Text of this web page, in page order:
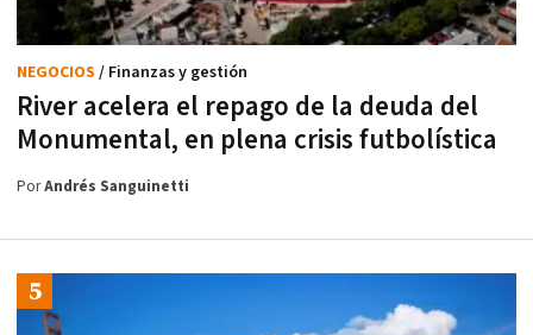
River acelera el repago de la deuda del
Monumental, en plena crisis futbolística
NEGOCIOS / Finanzas y gestión
PorAndrés Sanguinetti